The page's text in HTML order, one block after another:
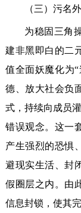
（三）污名
为稳固三角
建非黑即白的二
值全面妖魔化为
德、放大社会负
式，持续向成员
错误观念。这一
产生强烈的恐惧
避现实生活、封
假圈层之内。由
信息封锁，使其